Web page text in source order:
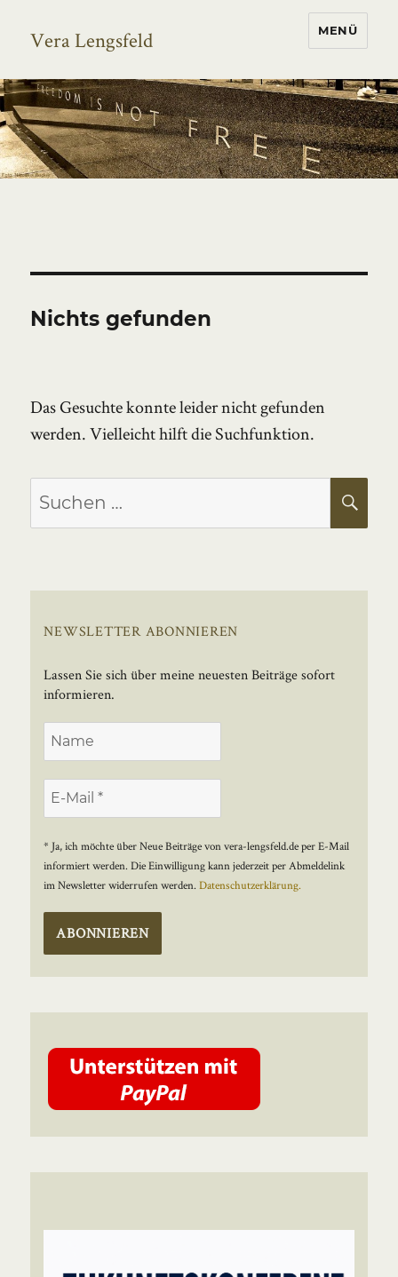
Vera Lengsfeld MENÜ
Nichts gefunden
Das Gesuchte konnte leider nicht gefunden
werden. Vielleicht hilft die Suchfunktion.
Suchen
nach:
NEWSLETTER ABONNIEREN
Lassen Sie sich über meine neuesten Beiträge sofort
informieren.
* Ja, ich möchte über Neue Beiträge von vera-lengsfeld.de per E-Mail
informiert werden. Die Einwilligung kann jederzeit per Abmeldelink
im Newsletter widerrufen werden.Datenschutzerklärung.